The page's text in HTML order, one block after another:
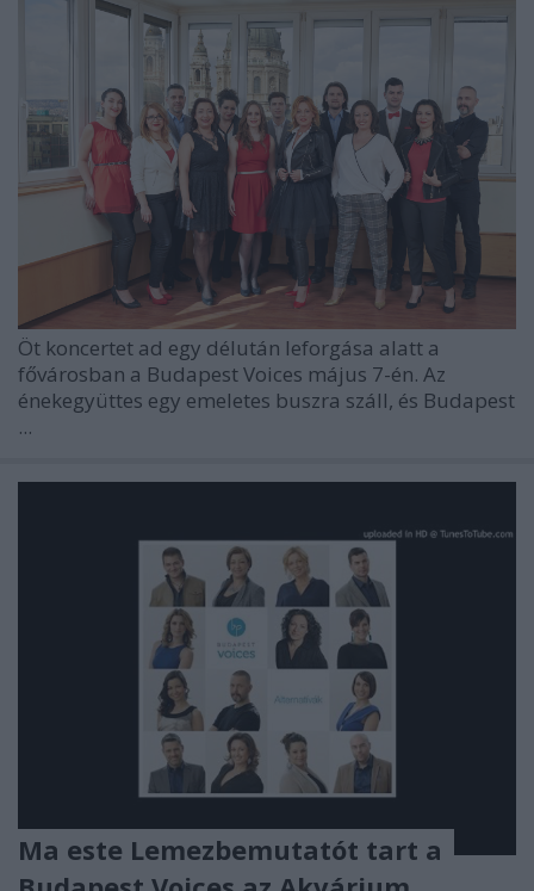
Öt koncertet ad egy délután leforgása alatt a
fővárosban a Budapest Voices május 7-én. Az
énekegyüttes egy emeletes buszra száll, és Budapest
...
Ma este Lemezbemutatót tart a